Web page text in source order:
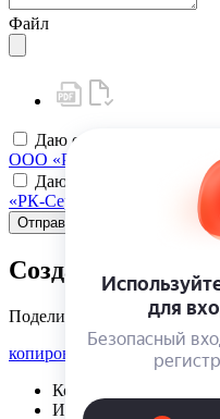
Файл
Даю своё
согласие на
ООО «РК-Сервис»
Даю своё
согласие на
«РК-Сервис»
Отправить
Создать карту
Поделиться
копировать ссылку
Корзина | {{
Избранное | {{